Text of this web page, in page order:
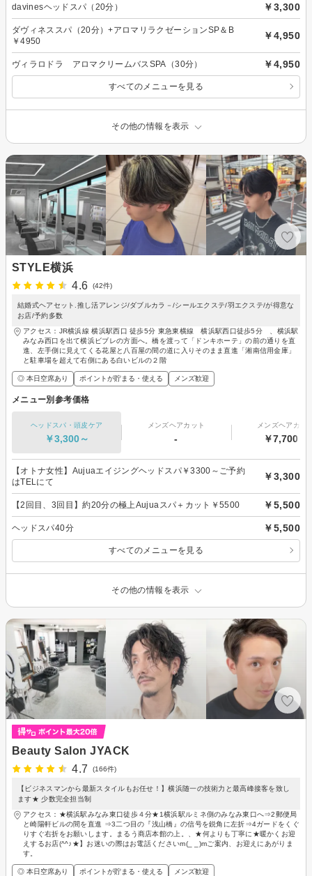
davinesヘッドスパ（20分） ￥3,300
ダヴィネススパ（20分）+アロマリラクゼーションSP＆B
￥4950
￥4,950
ヴィラロドラ アロマクリームバスSPA（30分） ￥4,950
すべてのメニューを見る
その他の情報を表示
STYLE横浜
4.6
(42件)
結婚式ヘアセット.推し活アレンジ/ダブルカラ－/シールエクステ/羽エクステ/が得意な
お店/予約多数
アクセス：JR横浜線 横浜駅西口 徒歩5分 東急東横線 横浜駅西口徒歩5分 、横浜駅
みなみ西口を出て横浜ビブレの方面へ。橋を渡って「ドンキホーテ」の前の通りを直
進、左手側に見えてくる花屋と八百屋の間の道に入りそのまま直進「湘南信用金庫」
と駐車場を超えて右側にある白いビルの２階
◎ 本日空席あり ポイントが貯まる・使える メンズ歓迎
メニュー別参考価格
ヘッドスパ・頭皮ケア
￥3,300～
メンズヘアカット
-
メンズヘアカラ
￥7,700～
【オトナ女性】Aujuaエイジングヘッドスパ￥3300～ご予約
はTELにて
￥3,300
【2回目、3回目】約20分の極上Aujuaスパ＋カット￥5500 ￥5,500
ヘッドスパ40分 ￥5,500
すべてのメニューを見る
その他の情報を表示
Beauty Salon JYACK
4.7
(166件)
【ビジネスマンから最新スタイルもお任せ！】横浜随一の技術力と最高峰接客を致し
ます★ 少数完全担当制
アクセス：★横浜駅みなみ東口徒歩４分★1横浜駅ルミネ側のみなみ東口へ⇒2郵便局
と崎陽軒ビルの間を直進 ⇒3二つ目の『浅山橋』の信号を鋭角に左折⇒4ガードをくぐ
りすぐ右折をお願いします。まるう商店本館の上。、★何よりも丁寧に★暖かくお迎
えするお店(^^♪★】お迷いの際はお電話くださいm(_ _)mご案内、お迎えにあがりま
す。
◎ 本日空席あり ポイントが貯まる・使える メンズ歓迎